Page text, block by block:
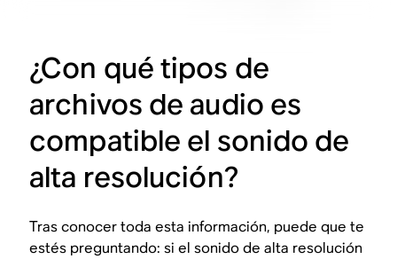
¿Con qué tipos de
archivos de audio es
compatible el sonido de
alta resolución?
Tras conocer toda esta información, puede que te
estés preguntando:si el sonido de alta resolución